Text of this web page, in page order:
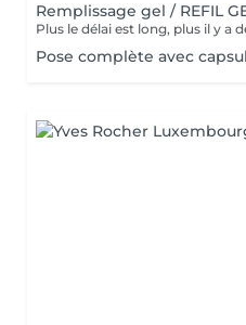
Remplissage gel / REFIL
Pose complète avec